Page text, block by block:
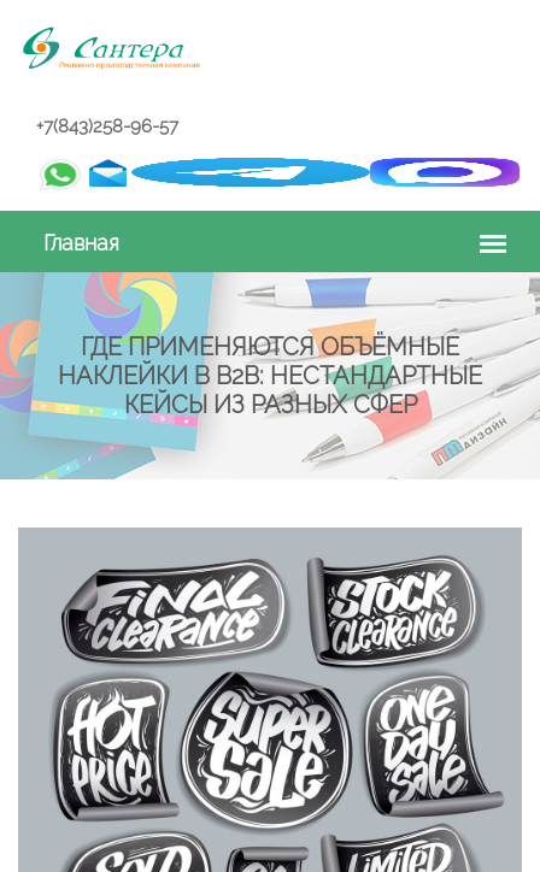
+7(843)258-96-57
ГДЕ ПРИМЕНЯЮТСЯ ОБЪЁМНЫЕ
НАКЛЕЙКИ В B2B: НЕСТАНДАРТНЫЕ
КЕЙСЫ ИЗ РАЗНЫХ СФЕР